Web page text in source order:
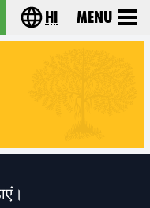
Choose your
hi Menu